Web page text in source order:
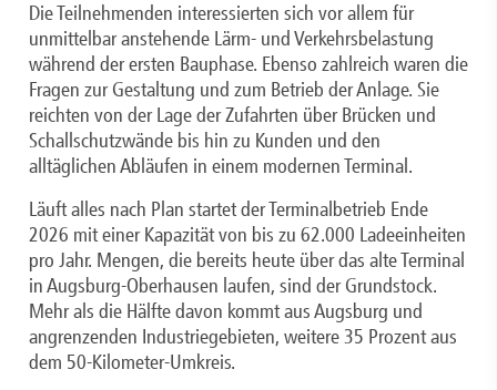
Die Teilnehmenden interessierten sich vor allem für
unmittelbar anstehende Lärm- und Verkehrsbelastung
während der ersten Bauphase. Ebenso zahlreich waren die
Fragen zur Gestaltung und zum Betrieb der Anlage. Sie
reichten von der Lage der Zufahrten über Brücken und
Schallschutzwände bis hin zu Kunden und den
alltäglichen Abläufen in einem modernen Terminal.
Läuft alles nach Plan startet der Terminalbetrieb Ende
2026 mit einer Kapazität von bis zu 62.000 Ladeeinheiten
pro Jahr. Mengen, die bereits heute über das alte Terminal
in Augsburg-Oberhausen laufen, sind der Grundstock.
Mehr als die Hälfte davon kommt aus Augsburg und
angrenzenden Industriegebieten, weitere 35 Prozent aus
dem 50-Kilometer-Umkreis.